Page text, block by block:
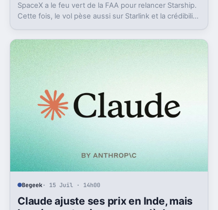
SpaceX a le feu vert de la FAA pour relancer Starship.
Cette fois, le vol pèse aussi sur Starlink et la crédibilité
Begeek· 15 Juil · 14h00
Claude ajuste ses prix en Inde, mais